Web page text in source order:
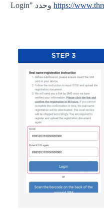
https://
وحدد "Login